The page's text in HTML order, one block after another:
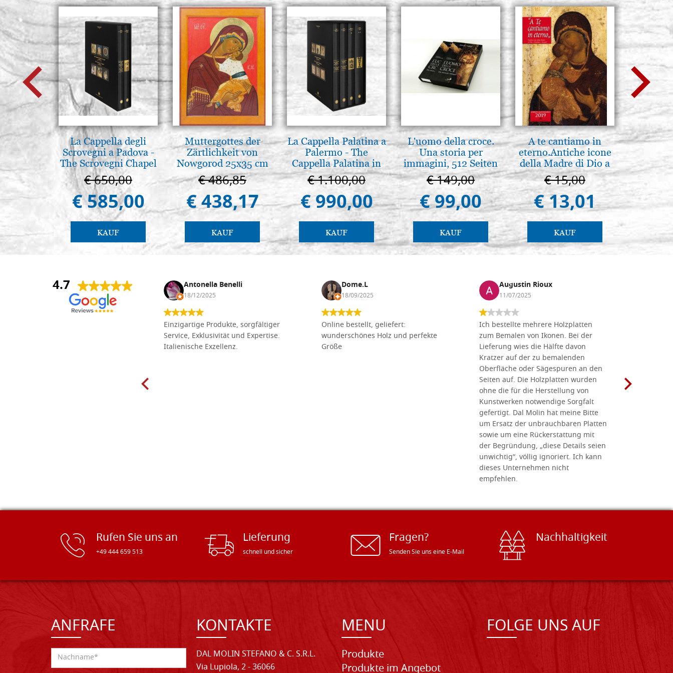
La Cappella degli
Scrovegni a Padova -
The Scrovegni Chapel
in Padua
€ 650,00
€ 585,00
KAUF
Muttergottes der
Zärtlichkeit von
Nowgorod 25x35 cm
€ 486,85
€ 438,17
KAUF
La Cappella Palatina a
Palermo - The
Cappella Palatina in
Palermo
€ 1.100,00
€ 990,00
KAUF
L'uomo della croce.
Una storia per
immagini, 512 Seiten
€ 149,00
€ 99,00
KAUF
A te cantiamo in
eterno.Antiche icone
della Madre di Dio a
Vladimir e Suzdal
(libro-cal. 2019)
€ 15,00
€ 13,01
KAUF
€
4.7
Anna Maria Negri Antonella Benelli
18/12/2025
Einzigartige Produkte, sorgfältiger
Service, Exklusivität und Expertise.
Italienische Exzellenz.
Dome.L
18/09/2025
Online bestellt, geliefert:
wunderschönes Holz und perfekte
Größe
Augustin Rioux
11/07/2025
Ich bestellte mehrere Holzplatten
zum Bemalen von Ikonen. Bei der
Lieferung wies die Hälfte davon
Kratzer auf der zu bemalenden
Oberfläche oder Sägespuren an den
Seiten auf. Die Holzplatten wurden
ohne die für die Herstellung von
Kunstwerken notwendige Sorgfalt
gefertigt. Dal Molin hat meine Bitte
um Ersatz der unbrauchbaren Platten
sowie um eine Rückerstattung mit
der Begründung, „diese Details seien
unwichtig“, völlig ignoriert. Ich kann
dieses Unternehmen nicht
empfehlen.
Rufen Sie uns an
+49 444 659 513
Lieferung
schnell und sicher
Fragen?
Senden Sie uns eine E-Mail
Nachhaltigkeit
ANFRAFE KONTAKTE
DAL MOLIN STEFANO & C. S.R.L.
Via Lupiola, 2 - 36066
MENU
Produkte
Produkte im Angebot
FOLGE UNS AUF